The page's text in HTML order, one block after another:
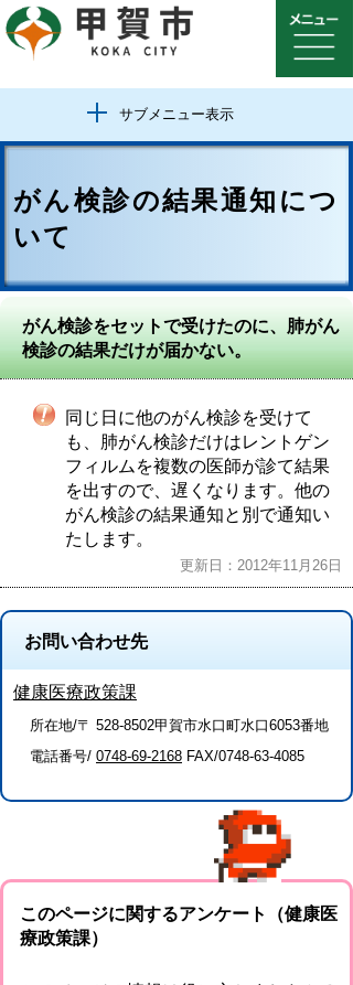
サブメニュー表示
がん検診の結果通知につ
いて
がん検診をセットで受けたのに、肺がん
検診の結果だけが届かない。
同じ日に他のがん検診を受けて
も、肺がん検診だけはレントゲン
フィルムを複数の医師が診て結果
を出すので、遅くなります。他の
がん検診の結果通知と別で通知い
たします。
更新日：2012年11月26日
お問い合わせ先
健康医療政策課
所在地/〒 528-8502甲賀市水口町水口6053番地
電話番号/ 0748-69-2168 FAX/0748-63-4085
このページに関するアンケート（健康医
療政策課）